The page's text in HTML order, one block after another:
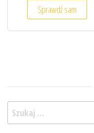
Sprawdź sam
Szukaj: